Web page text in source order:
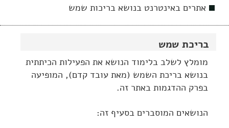
בריכת שמש
מומלץ לשלב בלימוד הנושא את הפעילות הכיתתית
בנושא בריכת השמש (מאת עובד קדם), המופיעה
בפרק ההדגמות באתר זה.
הנושאים המוסברים בסעיף זה:
אתרים באינטרנט בנושא בריכות שמש